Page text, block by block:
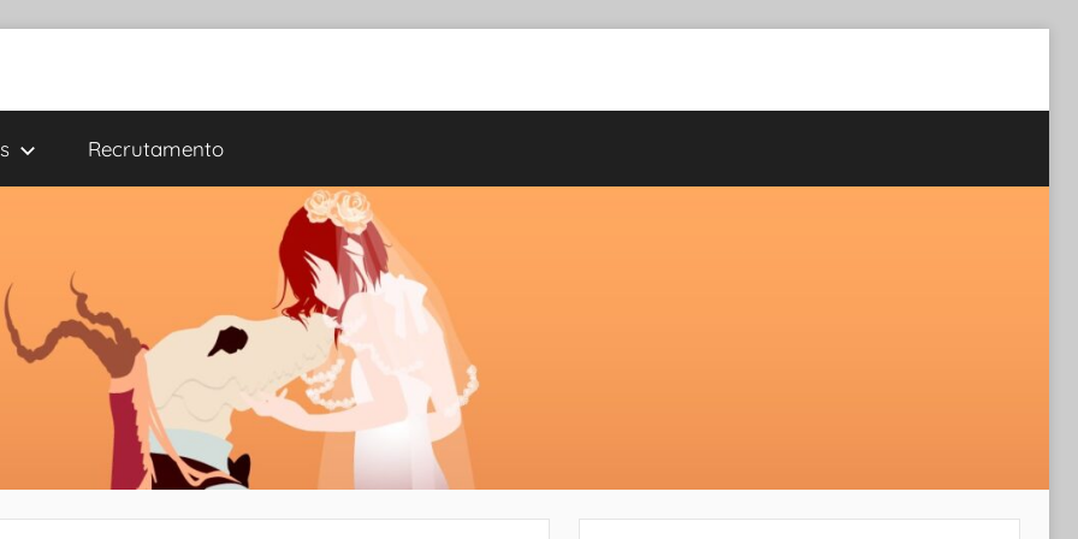
Recrutamento